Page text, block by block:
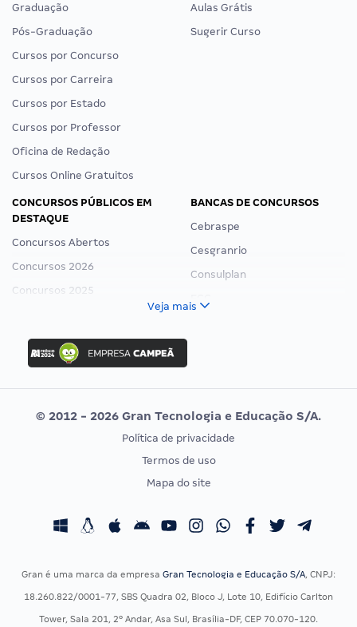
Graduação
Pós-Graduação
Cursos por Concurso
Cursos por Carreira
Cursos por Estado
Cursos por Professor
Oficina de Redação
Cursos Online Gratuitos
Aulas Grátis
Sugerir Curso
CONCURSOS PÚBLICOS EM
DESTAQUE
Concursos Abertos
Concursos 2026
Concursos 2025
Concurso Nacional Unificado
Concurso Ibama
Concurso MPU
Editais publicados
BANCAS DE CONCURSOS
Cebraspe
Cesgranrio
Consulplan
Vunesp
CONCURSOS POR PROFISSÃO
Concursos Fiscais
EXAME DE ORDEM
Calendário OAB
Veja mais
© 2012 - 2026 Gran Tecnologia e Educação S/A.
Política de privacidade
Termos de uso
Mapa do site
Gran é uma marca da empresa Gran Tecnologia e Educação S/A, CNPJ:
18.260.822/0001-77, SBS Quadra 02, Bloco J, Lote 10, Edifício Carlton
Tower, Sala 201, 2º Andar, Asa Sul, Brasília-DF, CEP 70.070-120.